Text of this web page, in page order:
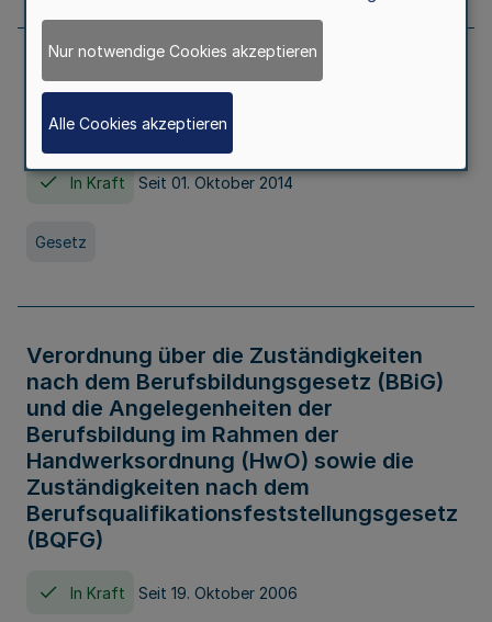
Gesetz über die Hochschulen des Landes
Nordrhein-Westfalen (Hochschulgesetz -
HG)
In Kraft Seit 01. Oktober 2014
Gesetz
Verordnung über die Zuständigkeiten
nach dem Berufsbildungsgesetz (BBiG)
und die Angelegenheiten der
Berufsbildung im Rahmen der
Handwerksordnung (HwO) sowie die
Zuständigkeiten nach dem
Berufsqualifikationsfeststellungsgesetz
(BQFG)
In Kraft Seit 19. Oktober 2006
Nur notwendige Cookies akzeptieren
Alle Cookies akzeptieren